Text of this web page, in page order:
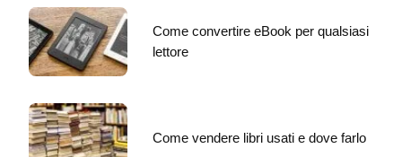
Come convertire eBook per qualsiasi
lettore
Come vendere libri usati e dove farlo